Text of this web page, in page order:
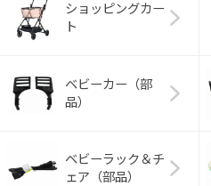
ショッピングカー
ト
ベビーカー（部
品）
ベビーラック＆チ
ェア（部品）